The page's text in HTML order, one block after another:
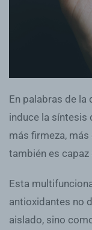
En palabras de la
induce la síntesis
más firmeza,
también es capaz
Esta
antioxidantes no
aislado, sino